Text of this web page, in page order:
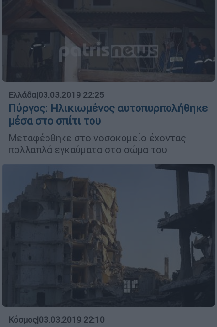
Ελλάδα|03.03.2019 22:25
Πύργος: Ηλικιωμένος αυτοπυρπολήθηκε
μέσα στο σπίτι του
Μεταφέρθηκε στο νοσοκομείο έχοντας
πολλαπλά εγκαύματα στο σώμα του
Κόσμος|03.03.2019 22:10